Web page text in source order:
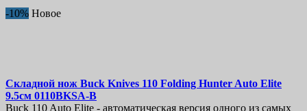
-10% Новое
Складной нож Buck Knives 110 Folding Hunter Auto Elite
9.5см 0110BKSA-B
Buck 110 Auto Elite - автоматическая версия одного из самых